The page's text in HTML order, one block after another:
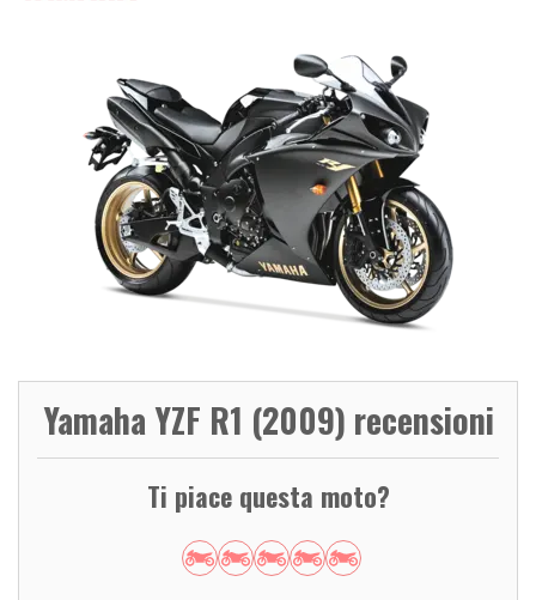
Yamaha YZF R1 (2009) recensioni
Ti piace questa moto?